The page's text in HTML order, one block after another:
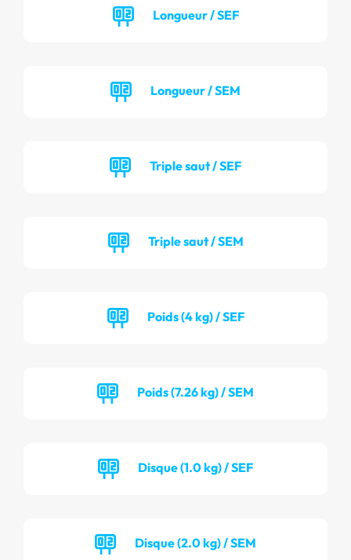
Longueur / SEF
Longueur / SEM
Triple saut / SEF
Triple saut / SEM
Poids (4 kg) / SEF
Poids (7.26 kg) / SEM
Disque (1.0 kg) / SEF
Disque (2.0 kg) / SEM